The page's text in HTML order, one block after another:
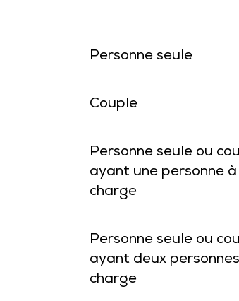
Personne seule
Couple
Personne seule ou
ayant une personne à
charge
Personne seule ou
ayant deux
charge